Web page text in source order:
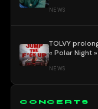
NEWS
TOLVY
« Polar Night »
NEWS
CONCERTS